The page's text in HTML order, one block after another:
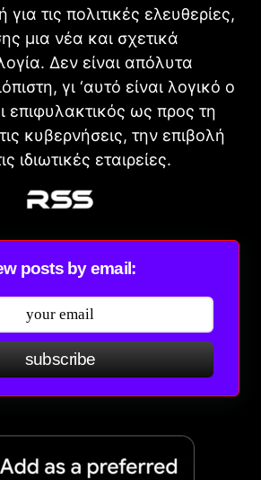
για τις πολιτικές ελευθερίες,
μια νέα και σχετικά
Δεν είναι απόλυτα
γι ‘αυτό είναι λογικό ο
επιφυλακτικός ως προς τη
κυβερνήσεις, την επιβολή
ιδιωτικές εταιρείες.
posts by email:
subscribe